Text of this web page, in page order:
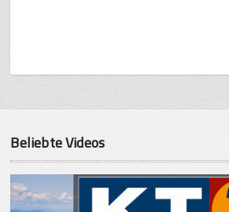
Beliebte Videos